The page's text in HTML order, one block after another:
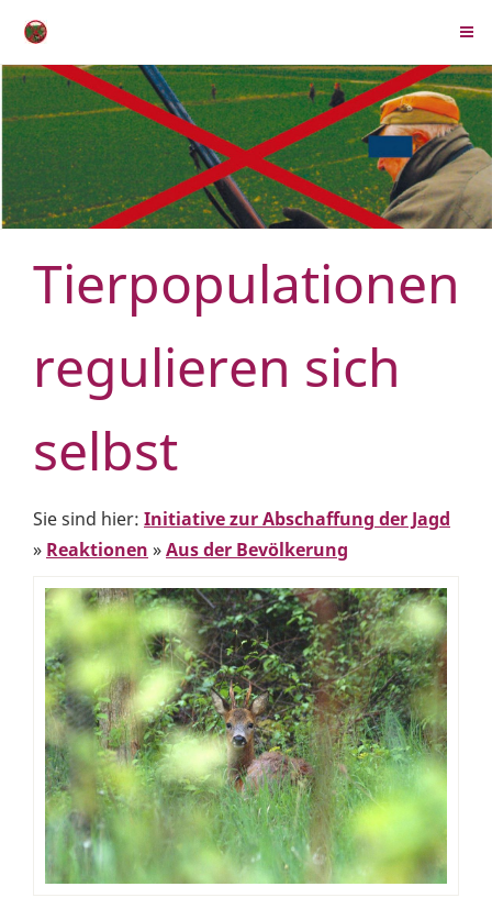
Tierpopulationen
regulieren sich
selbst
Sie sind hier: Initiative zur Abschaffung der Jagd
» Reaktionen »Aus der Bevölkerung